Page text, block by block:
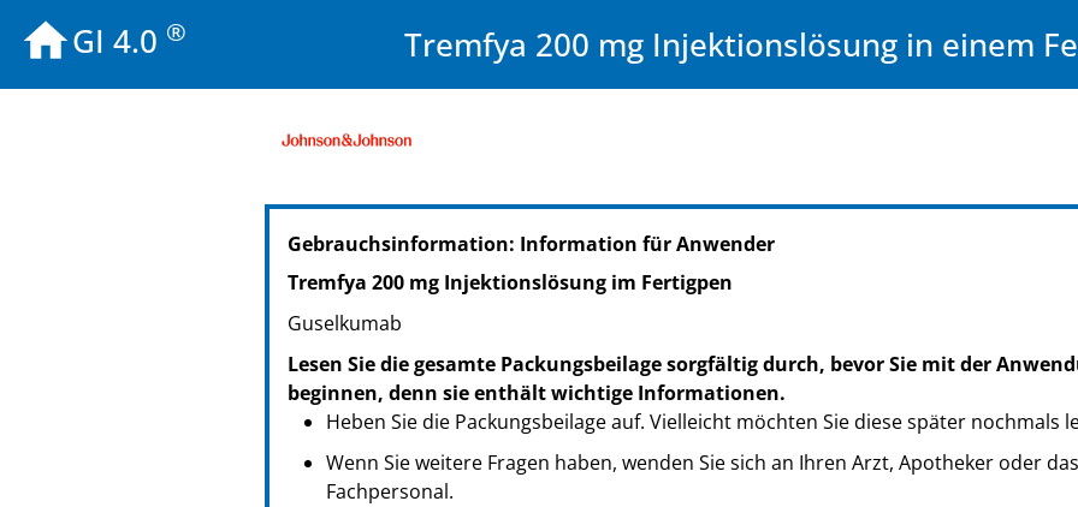
GI 4.0 ® Tremfya 200 mg Injektionslösung in einem
PZN: 19480126
PPN: 111948012651
NTIN: 04150194801269
PPN: 111948015570
NTIN: 04150194801559
PZN: 19480072
PPN: 111948007248
NTIN: 04150194800729
Gebrauchsinformation: Information für Anwender
Tremfya 200 mg Injektionslösung im Fertigpen
Guselkumab
Lesen Sie die gesamte Packungsbeilage sorgfältig durch, bevor Sie mit der
beginnen, denn sie enthält wichtige Informationen.
Heben Sie die Packungsbeilage auf. Vielleicht möchten Sie diese später nochmals
Wenn Sie weitere Fragen haben, wenden Sie sich an Ihren Arzt, Apotheker oder
Fachpersonal.